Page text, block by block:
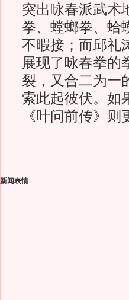
突出咏春派武术
拳、螳螂拳、蛤
不暇接；而邱礼
展现了咏春拳的
裂，又合二为一
索此起彼伏。如
《叶问前传》
新闻表情